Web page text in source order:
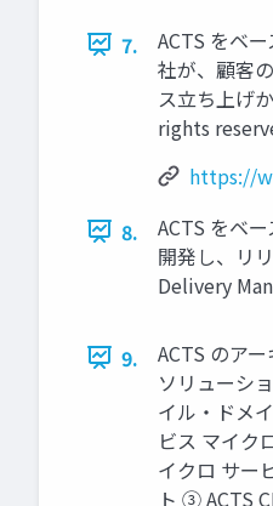
7.
ACTS をベ
社が、顧客
ス立ち上げ
rights
https://
8.
ACTS をベ
開発し、リ
Delivery
9.
ACTS のア
ソリューシ
イル・ドメ
ビス マイク
イクロ サー
ト ③ ACTS